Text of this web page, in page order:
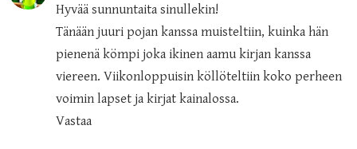
Hyvää sunnuntaita sinullekin!
Tänään juuri pojan kanssa muisteltiin, kuinka hän
pienenä kömpi joka ikinen aamu kirjan kanssa
viereen. Viikonloppuisin köllöteltiin koko perheen
voimin lapset ja kirjat kainalossa.
Vastaa